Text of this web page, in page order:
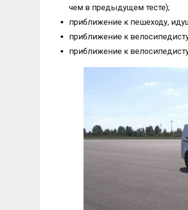
чем в предыдущем тесте);
приближение к пешеходу,
приближение к
приближение к